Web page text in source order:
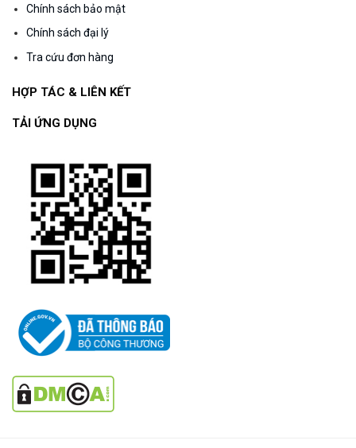
Chính sách bảo mật
Chính sách đại lý
Tra cứu đơn hàng
HỢP TÁC & LIÊN KẾT
TẢI ỨNG DỤNG